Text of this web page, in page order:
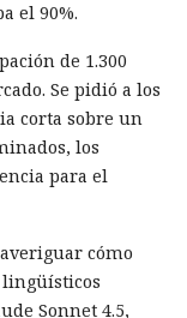
el 90%.
de 1.300
Se pidió a los
corta sobre un
los
para el
cómo
Sonnet 4.5,